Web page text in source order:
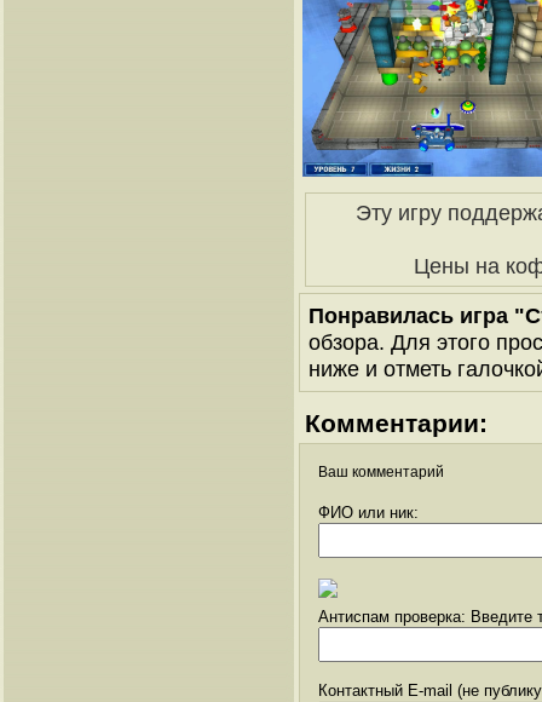
Эту игру
Цены на
Понравилась игра
обзора. Для этого
ниже и отметь
Комментарии:
Ваш комментарий
ФИО или ник:
Антиспам проверка: Введите
Контактный E-mail (не